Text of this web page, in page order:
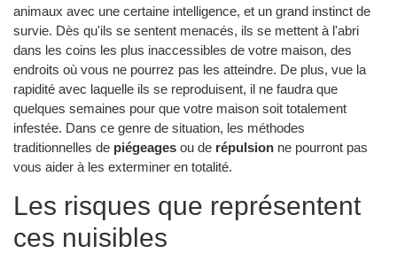
animaux avec une certaine intelligence, et un grand instinct de
survie. Dès qu'ils se sentent menacés, ils se mettent à l'abri
dans les coins les plus inaccessibles de votre maison, des
endroits où vous ne pourrez pas les atteindre. De plus, vue la
rapidité avec laquelle ils se reproduisent, il ne faudra que
quelques semaines pour que votre maison soit totalement
infestée. Dans ce genre de situation, les méthodes
traditionnelles de piégeages ou de répulsion ne pourront pas
vous aider à les exterminer en totalité.
Les risques que représentent
ces nuisibles